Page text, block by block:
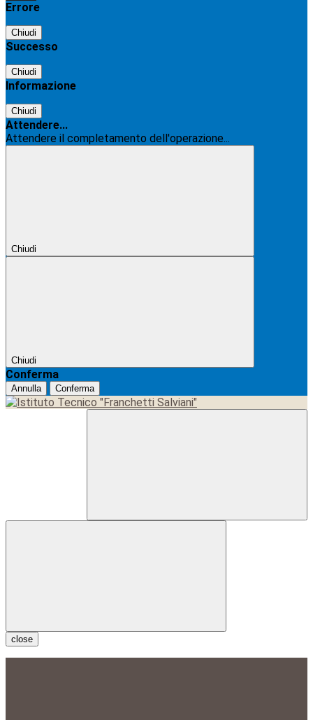
Errore
Chiudi
Successo
Chiudi
Informazione
Chiudi
Attendere...
Attendere il completamento dell'operazione...
Chiudi
Chiudi
Conferma
Annulla Conferma
close